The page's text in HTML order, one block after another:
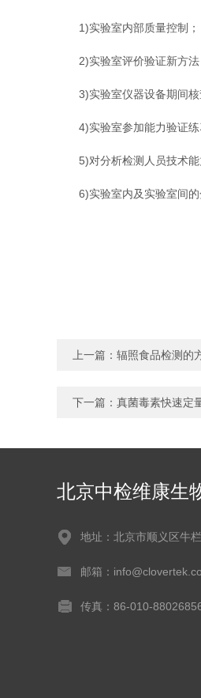
1)实验室内部质量控制；
2)实验室评价验证新方法
3)实验室仪器设备期间核
4)实验室参加能力验证练
5)对分析检测人员技术能
6)实验室内及实验室间的
上一篇： 辐照食品检测的
下一篇： 真菌毒素快速定
北京中检维康生
地址：北京市顺义区牛
邮箱：
传真：86-010-